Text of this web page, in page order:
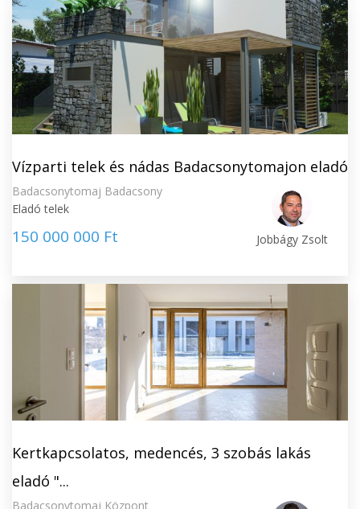
Vízparti telek és nádas Badacsonytomajon eladó
Badacsonytomaj Badacsony
Eladó telek
150 000 000 Ft Jobbágy Zsolt
Kertkapcsolatos, medencés, 3 szobás lakás
eladó "...
Badacsonytomaj Központ